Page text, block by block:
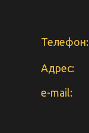
Телефон:
Адрес:
e-mail: